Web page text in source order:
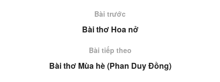
Bài trước
Bài thơ Hoa nở
Bài tiếp theo
Bài thơ Mùa hè (Phan Duy Đồng)